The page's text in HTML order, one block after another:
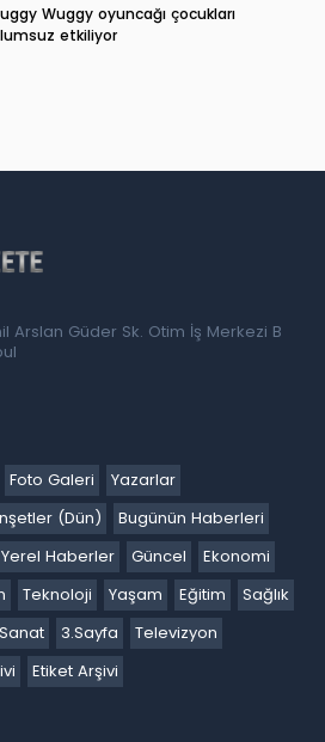
Wuggy oyuncağı çocukları
etkiliyor
Arslan Güder Sk. Otim İş Merkezi B
Foto Galeri
Yazarlar
(Dün)
Bugünün Haberleri
Yerel Haberler Güncel
Ekonomi
Teknoloji Yaşam Eğitim
Sağlık
3.Sayfa
Televizyon
Etiket Arşivi